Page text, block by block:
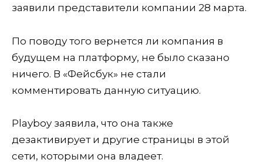
заявили представители компании 28 марта.
По поводу того вернется ли компания в
будущем на платформу, не было сказано
ничего. В «Фейсбук» не стали
комментировать данную ситуацию.
Playboy заявила, что она также
дезактивирует и другие страницы в этой
сети, которыми она владеет.